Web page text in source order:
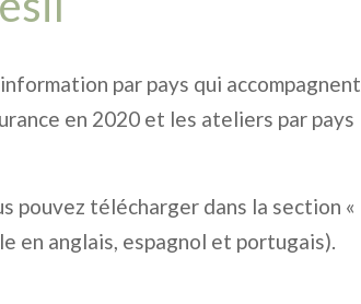
par pays qui accompagnent
en 2020 et les ateliers par pays
pouvez télécharger dans la section «
en anglais, espagnol et portugais).